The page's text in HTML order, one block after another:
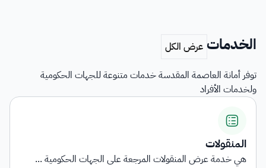
الخدمات
توفر أمانة العاصمة المقدسة خدمات متنوعة للجهات الحكومية
ولخدمات الأفراد
المنقولات
هي خدمة عرض المنقولات المرجعة على الجهات الحكومية ...